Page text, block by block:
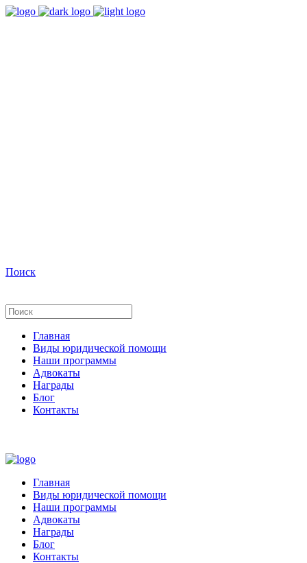
Поиск
Главная
Виды юридической помощи
Наши программы
Адвокаты
Награды
Блог
Контакты
Главная
Виды юридической помощи
Наши программы
Адвокаты
Награды
Блог
Контакты